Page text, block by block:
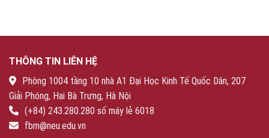
THÔNG TIN LIÊN HỆ
Phòng 1004 tầng 10 nhà A1 Đại Học Kinh Tế Quốc Dân, 207
Giải Phóng, Hai Bà Trưng, Hà Nội
(+84) 243.280.280 số máy lẻ 6018
fbm@neu.edu.vn